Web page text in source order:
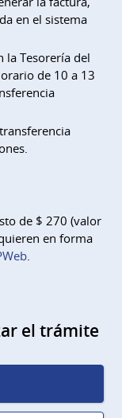
en el sistema
la Tesorería del
de 10 a 13
de $ 270 (valor
en forma
.
el trámite